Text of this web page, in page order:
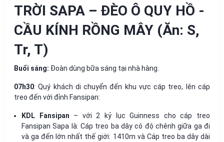
TRỜI SAPA – ĐÈO Ô QUY HỒ -
CẦU KÍNH RỒNG MÂY (Ăn: S,
Tr, T)
Buổi sáng: Đoàn dùng bữa sáng tại nhà hàng.
07h30: Quý khách di chuyển đến khu vực cáp treo, lên cáp
treo đến với đỉnh Fansipan:
KDL Fansipan – với 2 kỷ lục Guinness cho cáp treo
Fansipan Sapa là: Cáp treo ba dây có độ chênh giữa ga đi
và ga đến lớn nhất thế giới: 1410m và Cáp treo ba dây dài